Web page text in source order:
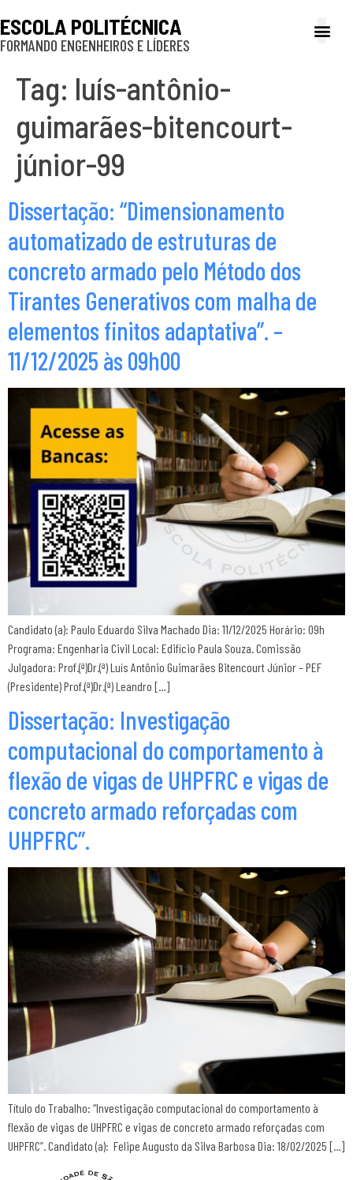
ESCOLA POLITÉCNICA
FORMANDO ENGENHEIROS E LÍDERES
Tag: luís-antônio-
guimarães-bitencourt-
júnior-99
Dissertação: “Dimensionamento
automatizado de estruturas de
concreto armado pelo Método dos
Tirantes Generativos com malha de
elementos finitos adaptativa”. –
11/12/2025 às 09h00
Candidato (a): Paulo Eduardo Silva Machado Dia: 11/12/2025 Horário: 09h
Programa: Engenharia Civil Local: Edifício Paula Souza. Comissão
Julgadora: Prof.(ª)Dr.(ª) Luís Antônio Guimarães Bitencourt Júnior – PEF
(Presidente) Prof.(ª)Dr.(ª) Leandro […]
Dissertação: Investigação
computacional do comportamento à
flexão de vigas de UHPFRC e vigas de
concreto armado reforçadas com
UHPFRC”.
Título do Trabalho: “Investigação computacional do comportamento à
flexão de vigas de UHPFRC e vigas de concreto armado reforçadas com
UHPFRC”. Candidato (a): Felipe Augusto da Silva Barbosa Dia: 18/02/2025 […]